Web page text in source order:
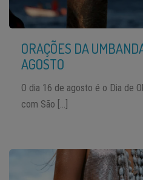
ORAÇÕES DA
AGOSTO
O dia 16 de agosto é o Dia de
com São […]